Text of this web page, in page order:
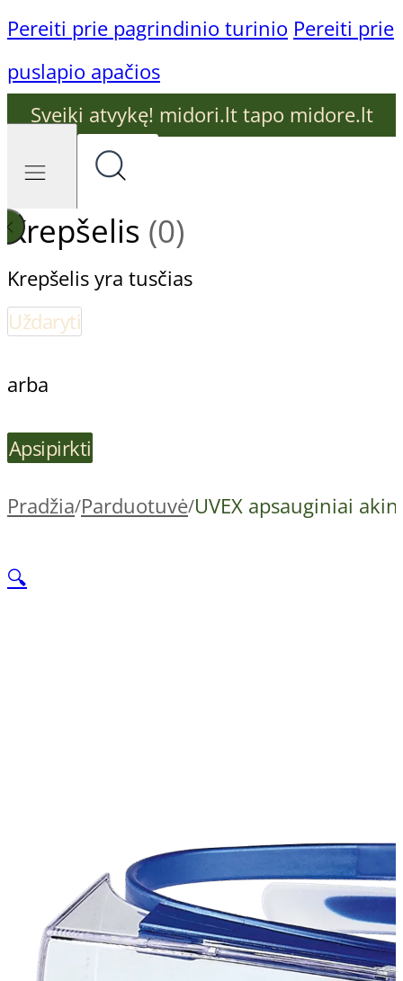
Pereiti prie pagrindinio turinio Pereiti prie
puslapio apačios
Sveiki atvykę! midori.lt tapo midore.lt
Krepšelis (0)
Krepšelis yra tusčias
Uždaryti
arba
Apsipirkti
Pradžia/Parduotuvė/UVEX apsauginiai
🔍